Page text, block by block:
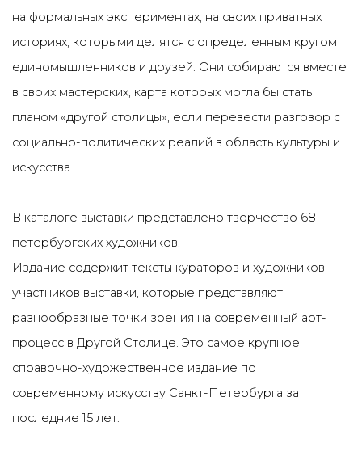
на формальных экспериментах, на своих приватных
историях, которыми делятся с определенным кругом
единомышленников и друзей. Они собираются вместе
в своих мастерских, карта которых могла бы стать
планом «другой столицы», если перевести разговор с
социально-политических реалий в область культуры и
искусства.
В каталоге выставки представлено творчество 68
петербургских художников.
Издание содержит тексты кураторов и художников-
участников выставки, которые представляют
разнообразные точки зрения на современный арт-
процесс в Другой Столице. Это самое крупное
справочно-художественное издание по
современному искусству Санкт-Петербурга за
последние 15 лет.